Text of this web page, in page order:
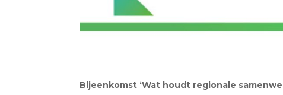
Bijeenkomst ‘Wat houdt regionale